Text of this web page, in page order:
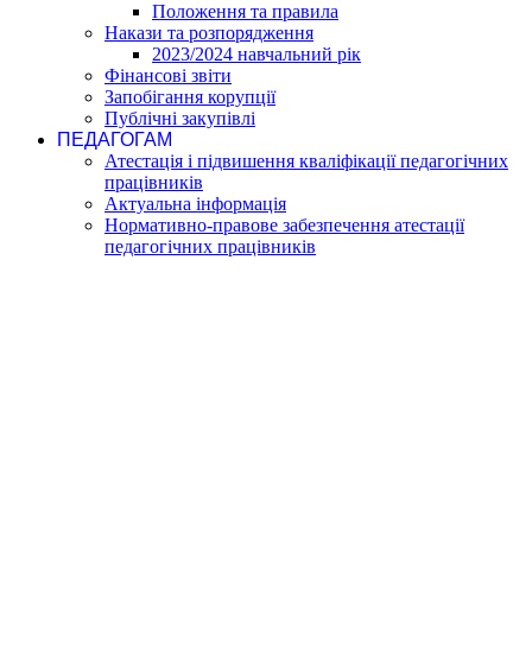
Положення та правила
Накази та розпорядження
2023/2024 навчальний рік
Фінансові звіти
Запобігання корупції
Публічні закупівлі
ПЕДАГОГАМ
Атестація і підвишення кваліфікації педагогічних
працівників
Актуальна інформація
Нормативно-правове забезпечення атестації
педагогічних працівників